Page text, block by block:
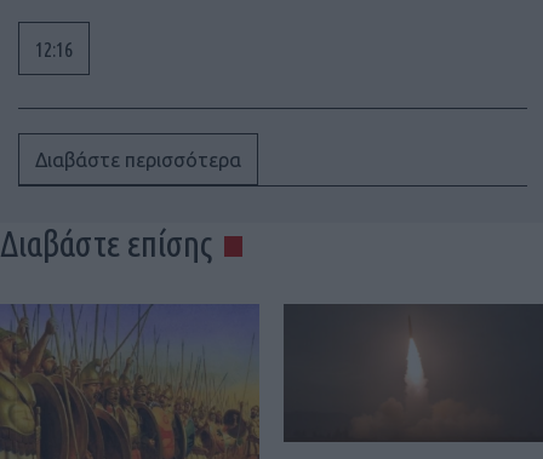
12:16
Διαβάστε περισσότερα
Διαβάστε επίσης